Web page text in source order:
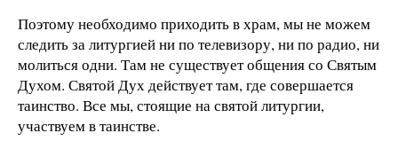
Поэтому необходимо приходить в храм, мы не можем
следить за литургией ни по телевизору, ни по радио, ни
молиться одни. Там не существует общения со Святым
Духом. Святой Дух действует там, где совершается
таинство. Все мы, стоящие на святой литургии,
участвуем в таинстве.